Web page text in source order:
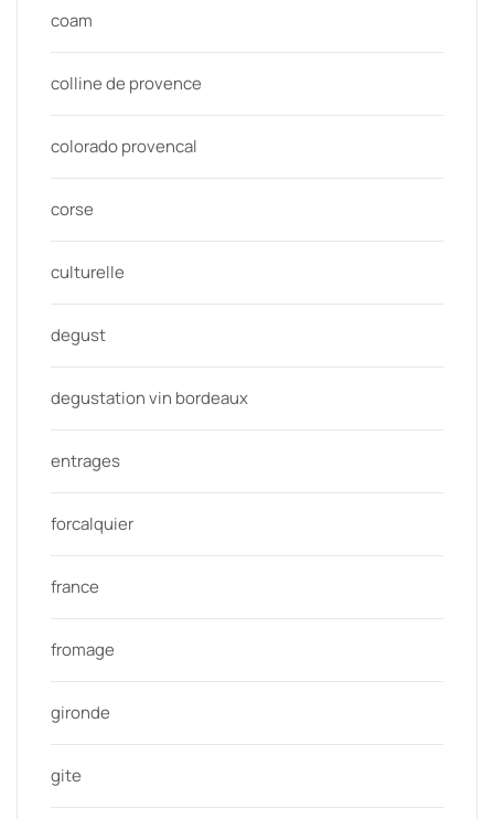
coam
colline de provence
colorado provencal
corse
culturelle
degust
degustation vin bordeaux
entrages
forcalquier
france
fromage
gironde
gite